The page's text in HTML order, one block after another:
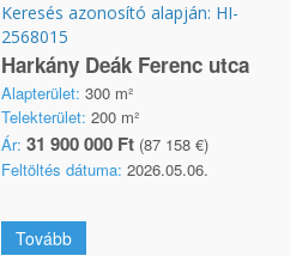
Keresés azonosító alapján: HI-
2568015
Harkány Deák Ferenc utca
Alapterület: 300 m²
Telekterület: 200 m²
Ár: 31 900 000 Ft(87 158 €)
Feltöltés dátuma: 2026.05.06.
Tovább